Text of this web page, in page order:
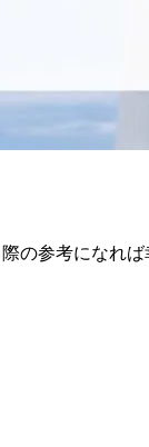
の参考になれば